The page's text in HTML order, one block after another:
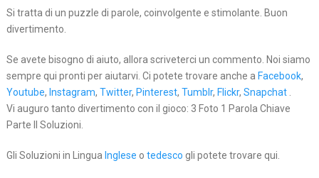
Si tratta di un puzzle di parole, coinvolgente e stimolante. Buon
divertimento.
Se avete bisogno di aiuto, allora scriveterci un commento. Noi siamo
sempre qui pronti per aiutarvi. Ci potete trovare anche a Facebook,
Youtube, Instagram, Twitter, Pinterest, Tumblr, Flickr, Snapchat.
Vi auguro tanto divertimento con il gioco: 3 Foto 1 Parola Chiave
Parte II Soluzioni.
Gli Soluzioni in Lingua Inglese o tedesco gli potete trovare qui.